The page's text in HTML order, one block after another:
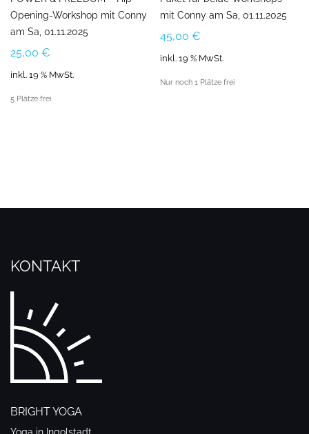
Opening-Workshop mit Conny
am Sa, 01.11.2025
25,00 €
inkl. 19 % MwSt.
5 Plätze frei
mit Conny am Sa, 01.11.2025
45,00€
inkl. 19 % MwSt.
Nur noch 1 Plätze frei
KONTAKT
BRIGHT YOGA